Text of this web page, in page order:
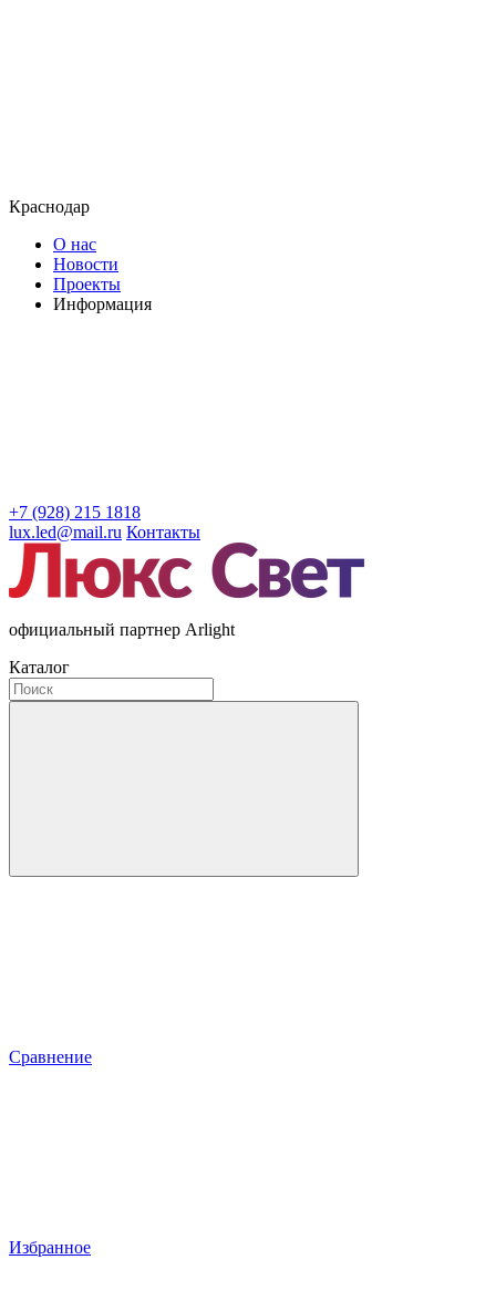
Краснодар
О нас
Новости
Проекты
Информация
+7 (928) 215 1818
lux.led@mail.ru Контакты
официальный партнер Arlight
Каталог
Сравнение
Избранное